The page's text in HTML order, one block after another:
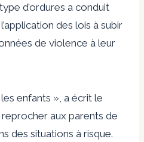
d’ordures a conduit
des lois à subir
de violence à leur
enfants », a écrit le
aux parents de
des situations à risque.